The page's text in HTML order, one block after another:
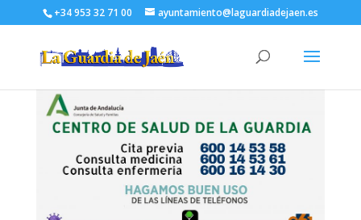
+34 953 32 71 00 ayuntamiento@laguardiadejaen.es